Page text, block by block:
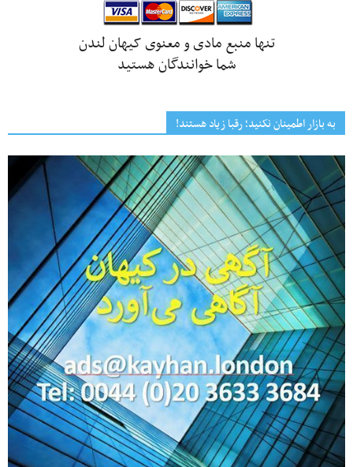
تنها منبع مادی و معنوی کیهان لندن
شما خوانندگان هستید
به بازار اطمینان نکنید؛ رقبا زیاد هستند!